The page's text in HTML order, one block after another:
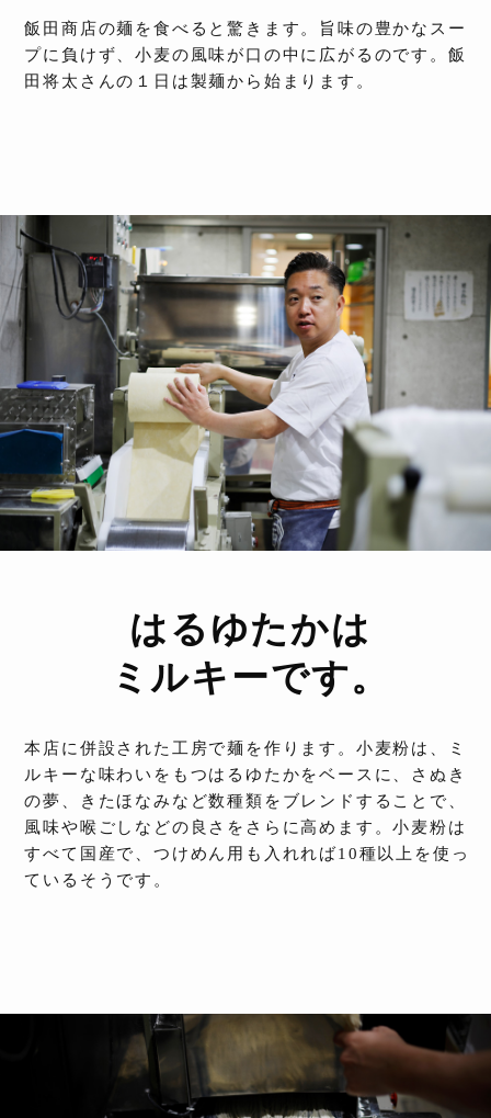
飯田商店の麺を食べると驚きます。旨味の豊かなスー
プに負けず、小麦の風味が口の中に広がるのです。飯
田将太さんの１日は製麺から始まります。
はるゆたかは
ミルキーです。
本店に併設された工房で麺を作ります。小麦粉は、ミ
ルキーな味わいをもつはるゆたかをベースに、さぬき
の夢、きたほなみなど数種類をブレンドすることで、
風味や喉ごしなどの良さをさらに高めます。小麦粉は
すべて国産で、つけめん用も入れれば10種以上を使っ
ているそうです。